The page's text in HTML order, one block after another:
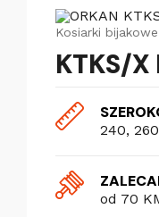
Kosiarki bijakowe
KTKS/X
240, 260
od 70